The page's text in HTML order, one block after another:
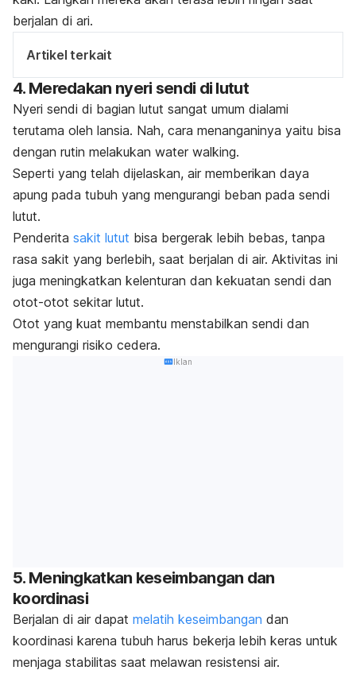
berjalan di ari.
Artikel terkait
4. Meredakan nyeri sendi di lutut
Nyeri sendi di bagian lutut sangat umum dialami
terutama oleh lansia. Nah, cara menanganinya yaitu bisa
dengan rutin melakukan water walking.
Seperti yang telah dijelaskan, air memberikan daya
apung pada tubuh yang mengurangi beban pada sendi
lutut.
Penderita sakit lutut bisa bergerak lebih bebas, tanpa
rasa sakit yang berlebih, saat berjalan di air. Aktivitas ini
juga meningkatkan kelenturan dan kekuatan sendi dan
otot-otot sekitar lutut.
Otot yang kuat membantu menstabilkan sendi dan
mengurangi risiko cedera.
Iklan
5. Meningkatkan keseimbangan dan
koordinasi
Berjalan di air dapat melatih keseimbangan dan
koordinasi karena tubuh harus bekerja lebih keras untuk
menjaga stabilitas saat melawan resistensi air.